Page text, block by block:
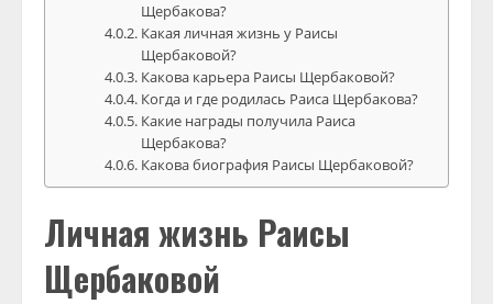
Щербакова?
Какая личная жизнь у Раисы
Щербаковой?
Какова карьера Раисы Щербаковой?
Когда и где родилась Раиса Щербакова?
Какие награды получила Раиса
Щербакова?
Какова биография Раисы Щербаковой?
Личная жизнь Раисы
Щербаковой